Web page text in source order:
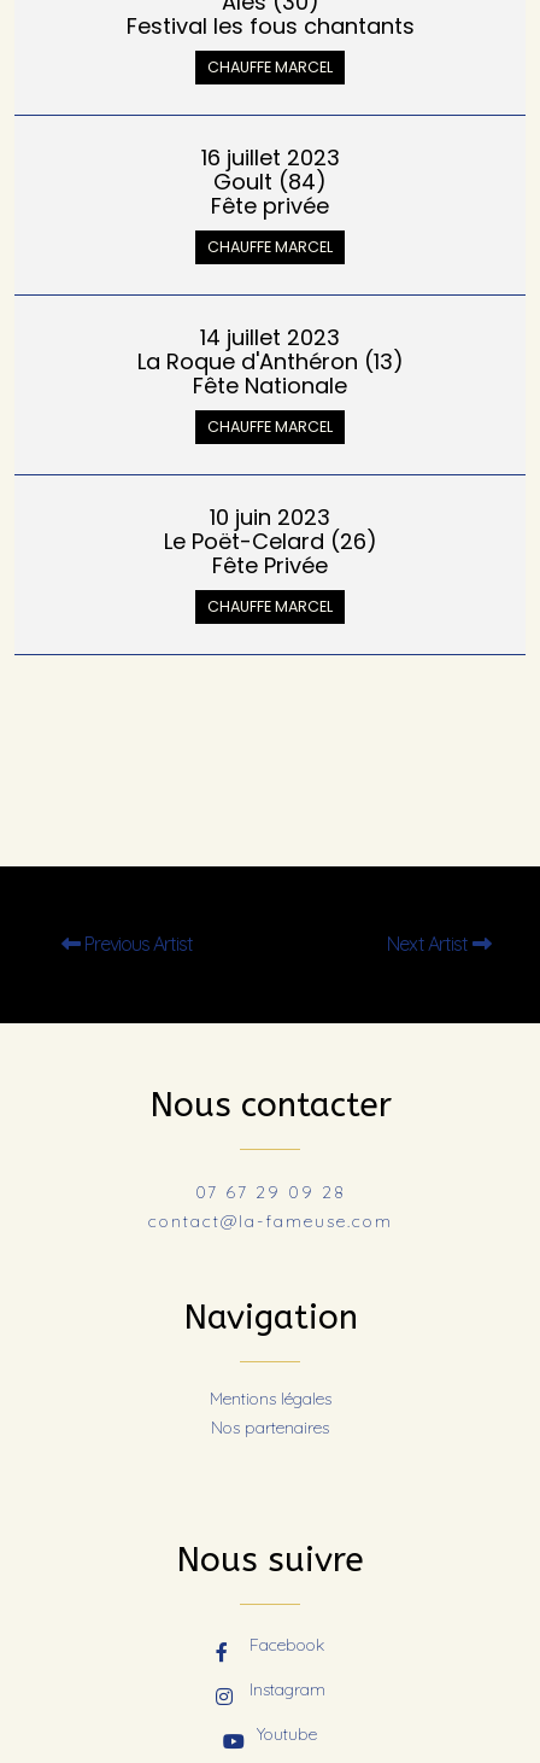
Festival les fous chantants
CHAUFFE MARCEL
16 juillet 2023
Goult (84)
Fête privée
CHAUFFE MARCEL
14 juillet 2023
La Roque d'Anthéron (13)
Fête Nationale
CHAUFFE MARCEL
10 juin 2023
Le Poët-Celard (26)
Fête Privée
CHAUFFE MARCEL
Previous Artist Next Artist
Nous contacter
07 67 29 09 28
contact@la-fameuse.com
Navigation
Mentions légales
Nos partenaires
Nous suivre
Facebook
Instagram
Youtube